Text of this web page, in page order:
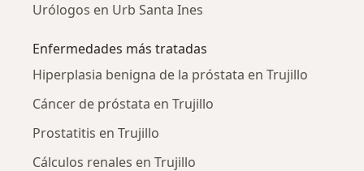
Urólogos en Urb Santa Ines
Enfermedades más tratadas
Hiperplasia benigna de la próstata en Trujillo
Cáncer de próstata en Trujillo
Prostatitis en Trujillo
Cálculos renales en Trujillo